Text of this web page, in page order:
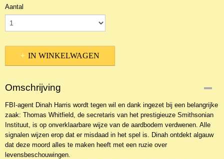
Aantal
IN WINKELWAGEN
Omschrijving
FBI-agent Dinah Harris wordt tegen wil en dank ingezet bij een belangrijke
zaak: Thomas Whitfield, de secretaris van het prestigieuze Smithsonian
Instituut, is op onverklaarbare wijze van de aardbodem verdwenen. Alle
signalen wijzen erop dat er misdaad in het spel is. Dinah ontdekt algauw
dat deze moord alles te maken heeft met een ruzie over
levensbeschouwingen.